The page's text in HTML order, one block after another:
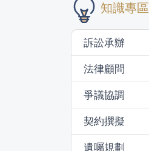
知識專區
訴訟承辦
法律顧問
爭議協調
契約撰擬
遺囑規劃